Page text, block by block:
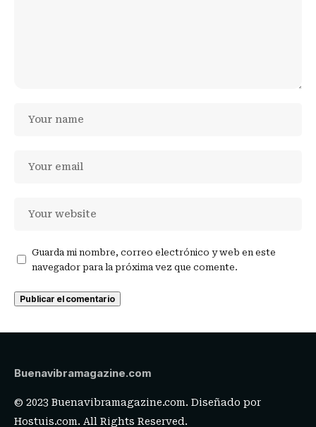
Guarda mi nombre, correo electrónico y web en este
navegador para la próxima vez que comente.
Buenavibramagazine.com
© 2023 Buenavibramagazine.com. Diseñado por
Hostuis.com. All Rights Reserved.